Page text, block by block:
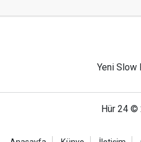
Yeni Slow
Hür 24 ©